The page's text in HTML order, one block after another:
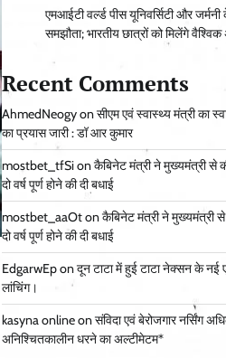
एमआईटी वर्ल्ड पीस यूनिवर्सिटी और
समझौता; भारतीय छात्रों को मिलेंगे
Recent Comments
AhmedNeogyonसीएम एवं स्वास्थ्य मंत्री का
का प्रयास जारी : डॉ आर कुमार
mostbet_tfSionकैबिनेट मंत्री ने मुख्यमंत्री से
दो वर्ष पूर्ण होने की दी बधाई
mostbet_aaOtonकैबिनेट मंत्री ने मुख्यमंत्री
दो वर्ष पूर्ण होने की दी बधाई
EdgarwEponदून टाटा में हुई टाटा नेक्सन के नई
लांचिंग।
kasyna onlineonसंविदा एवं बेरोजगार नर्सिंग
अनिश्चितकालीन धरने का अल्टीमेटम*